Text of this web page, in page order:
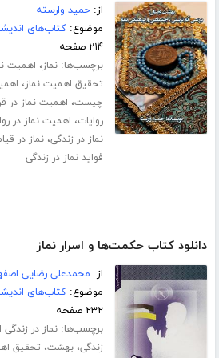
از:حمید وارسته
موضوع:کتاب‌های
۲۱۴ صفحه
برچسب‌ها:نماز، اهمیت
تحقیق اهمیت نماز،
چیست، اهمیت نماز در
روایات، اهمیت نماز در
نماز در زندگی،نماز در
فواید نماز در زندگی
دانلود کتاب حکمت‌ها و اسرار نماز
از: محمدعلی رضایی
موضوع:کتاب‌های
۲۳۲ صفحه
برچسب‌ها:نماز در زندگی
زندگی،بهشت، تحقیق